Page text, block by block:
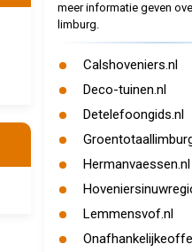
meer informatie geven
limburg.
Calshoveniers.nl
Deco-tuinen.nl
Detelefoongids.nl
Hermanvaessen.nl
Lemmensvof.nl